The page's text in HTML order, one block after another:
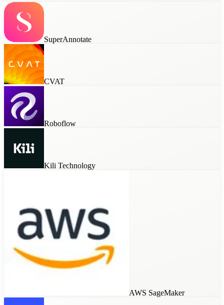
SuperAnnotate
CVAT
Roboflow
Kili Technology
AWS SageMaker